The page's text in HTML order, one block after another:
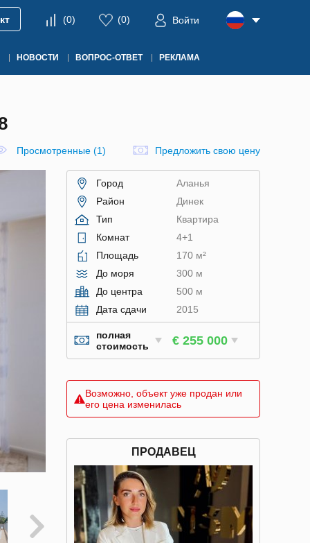
(0) (0) Войти
НОВОСТИ ВОПРОС-ОТВЕТ РЕКЛАМА
Просмотренные (1) Предложить свою цену
Город
Аланья
Район
Динек
Тип
Квартира
Комнат
4+1
Площадь
170 м²
До моря
300 м
До центра
500 м
Дата сдачи
2015
полная
стоимость
€ 255 000
Возможно, объект уже продан или
его цена изменилась
ПРОДАВЕЦ